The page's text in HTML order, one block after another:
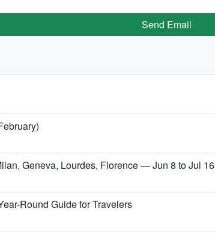
Send Email
Geneva, Lourdes, Florence — Jun 8 to Jul 16
Round Guide for Travelers